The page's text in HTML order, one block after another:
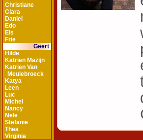
Christiane
Clara
Daniel
Edo
Els
Frie
Geert
Hilde
Katrien Mazijn
Katrien Van
Meulebroeck
Katya
Leen
Luc
Michel
Nancy
Nele
Stefanie
Thea
Virginia